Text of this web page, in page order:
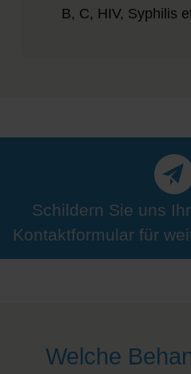
B, C, HIV, Syphilis
Schildern Sie uns
Kontaktformular für
Welche